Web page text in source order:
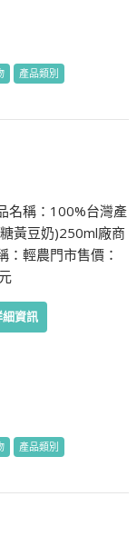
產品類別
名稱：100%台灣產
黃豆奶)250ml廠商
：輕農門市售價：
細資訊
產品類別